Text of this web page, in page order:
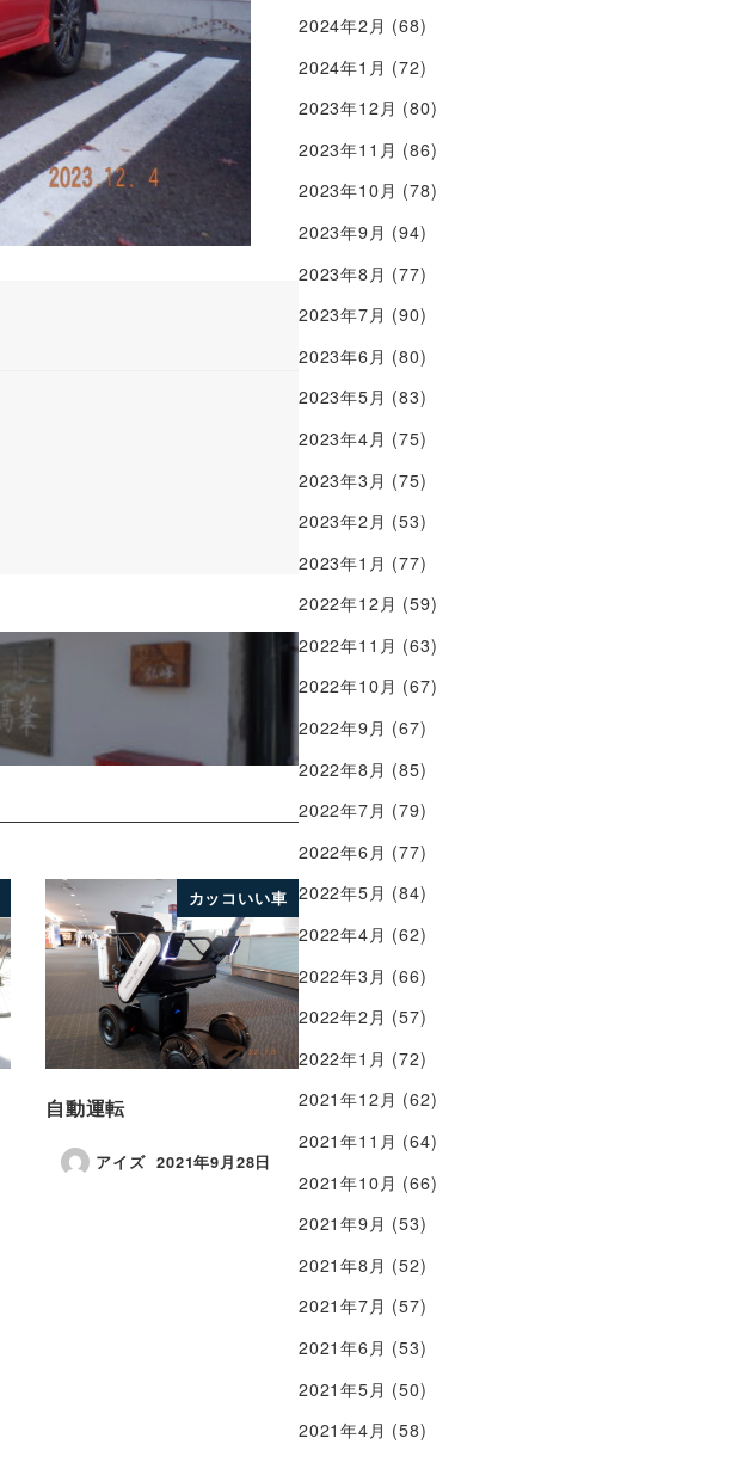
カッコいい車
自動運転
アイズ 2021年9月28日
2024年2月 (68)
2024年1月 (72)
2023年12月 (80)
2023年11月 (86)
2023年10月 (78)
2023年9月 (94)
2023年8月 (77)
2023年7月 (90)
2023年6月 (80)
2023年5月 (83)
2023年4月 (75)
2023年3月 (75)
2023年2月 (53)
2023年1月 (77)
2022年12月 (59)
2022年11月 (63)
2022年10月 (67)
2022年9月 (67)
2022年8月 (85)
2022年7月 (79)
2022年6月 (77)
2022年5月 (84)
2022年4月 (62)
2022年3月 (66)
2022年2月 (57)
2022年1月 (72)
2021年12月 (62)
2021年11月 (64)
2021年10月 (66)
2021年9月 (53)
2021年8月 (52)
2021年7月 (57)
2021年6月 (53)
2021年5月 (50)
2021年4月 (58)